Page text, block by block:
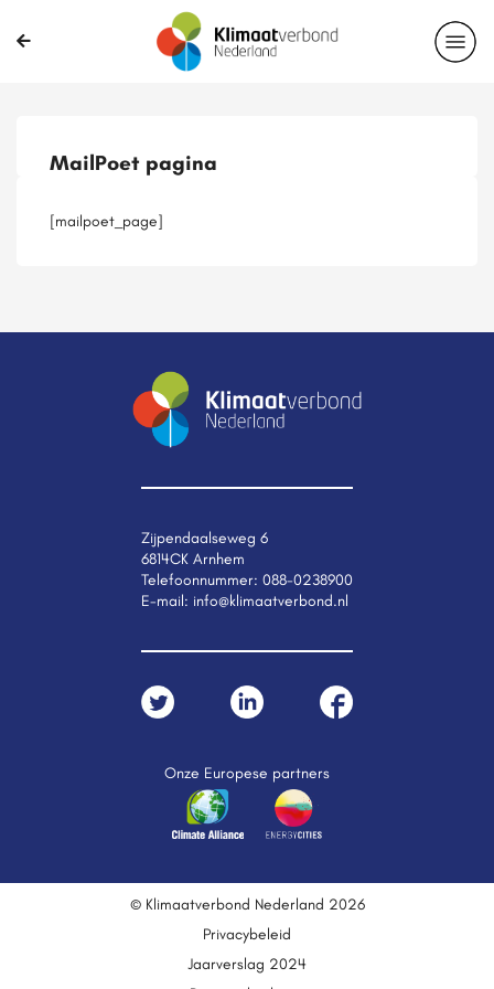
Casussen
MailPoet pagina
[mailpoet_page]
Zijpendaalseweg 6
6814CK Arnhem
Telefoonnummer: 088-0238900
E-mail: info@klimaatverbond.nl
Onze Europese partners
© Klimaatverbond Nederland 2026
Privacybeleid
Jaarverslag 2024